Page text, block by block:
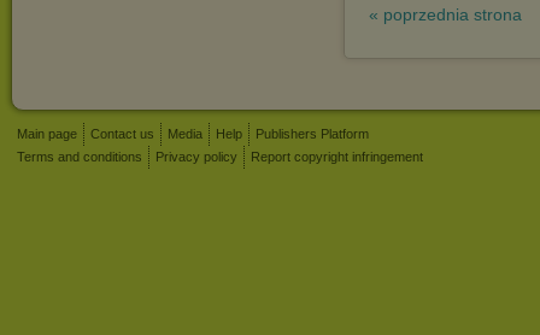
« poprzednia strona
Main page Contact us Media Help
Publishers Platform
Terms and conditions
Privacy policy Report copyright infringement